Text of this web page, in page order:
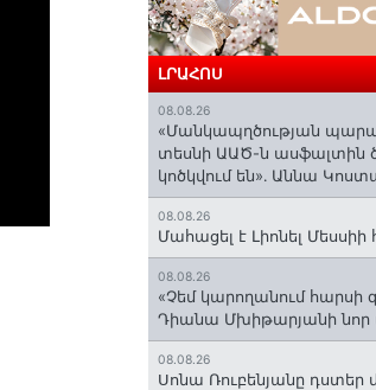
ԼՐԱՀՈՍ
08.08.26
«Մանկապղծության
տեսնի ԱԱԾ-ն ասֆալտին
կոծկվում են»․ Աննա
08.08.26
Մահացել է Լիոնել Մեսսիի
08.08.26
«Չեմ կարողանում հարսի
Դիանա Մխիթարյանի նոր
08.08.26
Սոնա Ռուբենյանը դստեր